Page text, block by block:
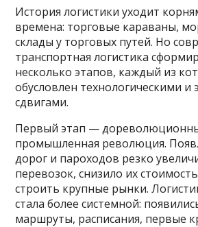
История логистики уходит
времена: торговые караваны,
склады у торговых путей. Но
транспортная логистика
несколько этапов, каждый из
обусловлен технологическими
сдвигами.
Первый этап —
промышленная революция.
дорог и пароходов резко
перевозок, снизило их
строить крупные рынки.
стала более системной:
маршруты, расписания, первые